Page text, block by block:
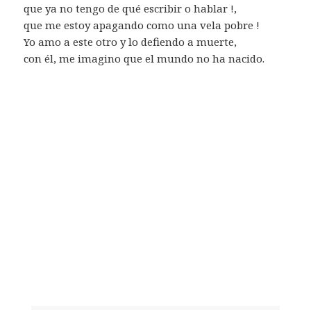
que ya no tengo de qué escribir o hablar !,
que me estoy apagando como una vela pobre !
Yo amo a este otro y lo defiendo a muerte,
con él, me imagino que el mundo no ha nacido.